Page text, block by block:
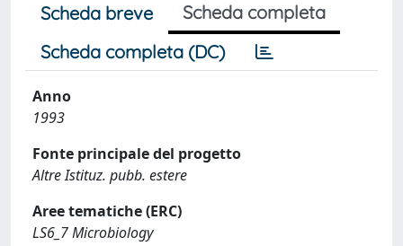
Scheda breve
Scheda completa
Scheda completa (DC)
Anno
1993
Fonte principale del progetto
Altre Istituz. pubb. estere
Aree tematiche (ERC)
LS6_7 Microbiology